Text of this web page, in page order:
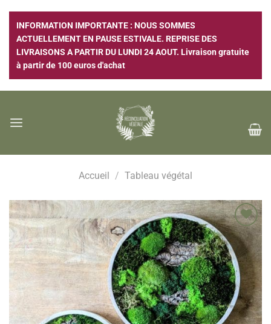
contenu
INFORMATION IMPORTANTE : NOUS SOMMES
ACTUELLEMENT EN PAUSE ESTIVALE. REPRISE DES
LIVRAISONS A PARTIR DU LUNDI 24 AOUT. Livraison gratuite
à partir de 100 euros d'achat
Accueil / Tableau végétal
Ajouter
à la
wishlist